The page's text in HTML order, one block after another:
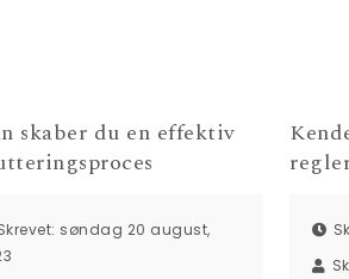
skaber du en effektiv
søndag 20 august,